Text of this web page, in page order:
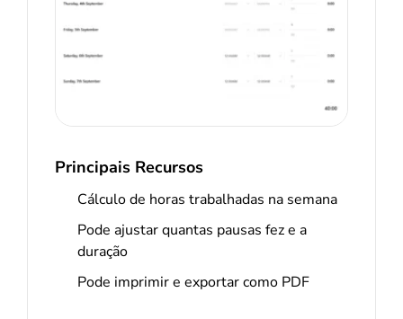
Principais Recursos
Cálculo de horas trabalhadas na semana
Pode ajustar quantas pausas fez e a
duração
Pode imprimir e exportar como PDF